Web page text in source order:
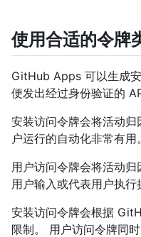
使用合适的令牌
GitHub Apps 可以生成
便发出经过身份验证的
安装访问令牌会将活动
户运行的自动化非常有用。
用户访问令牌会将活动
用户输入或代表用户执行
安装访问令牌会根据
限制。 用户访问令牌同